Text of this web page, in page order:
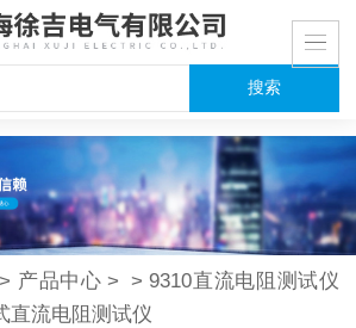
> 产品中心 > > 9310直流电阻测试仪
直流电阻测试仪